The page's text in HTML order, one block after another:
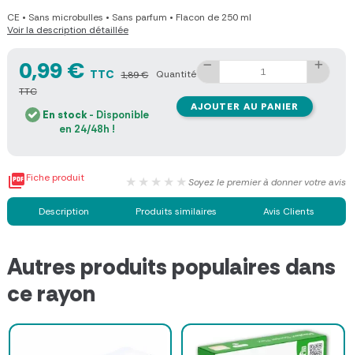
CE • Sans microbulles • Sans parfum • Flacon de 250 ml
Voir la description détaillée
0,99 € TTC 1,89 €
TTC
En stock- Disponible
en 24/48h !
Quantité
AJOUTER AU PANIER
Fiche produit ★★★★★ Soyez le premier à donner votre avis
Description Produits similaires Avis Clients
Autres produits populaires dans
ce rayon